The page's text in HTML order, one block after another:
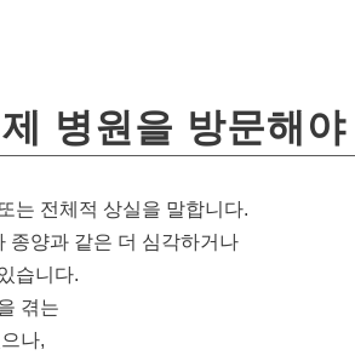
병원을 방문해
는 전체적 상실을 말합니다.
종양과 같은 더 심각하거나
습니다.
겪는
나,